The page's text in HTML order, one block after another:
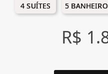
4 SUÍTES 5
R$